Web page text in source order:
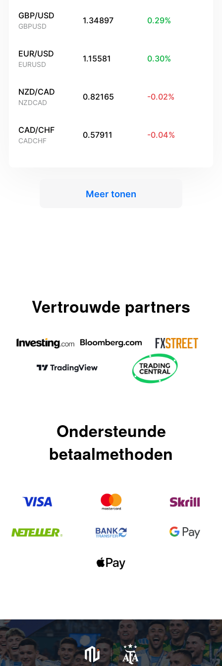
GBP/USD
GBPUSD
1.34897 0.29%
EUR/USD
EURUSD
1.15581 0.30%
NZD/CAD
NZDCAD
0.82165 -0.02%
CAD/CHF
CADCHF
0.57911 -0.04%
Meer tonen
Vertrouwde partners
Ondersteunde
betaalmethoden